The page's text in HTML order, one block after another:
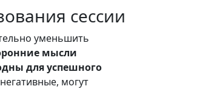
сессии
уменьшить
мысли
для успешного
могут